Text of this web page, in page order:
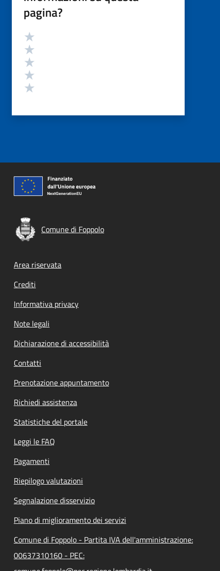
pagina?
Valutazione
Comune di Foppolo
Footer menu
Area riservata
Crediti
Informativa privacy
Note legali
Dichiarazione di accessibilità
Contatti
Prenotazione appuntamento
Richiedi assistenza
Statistiche del portale
Leggi le FAQ
Pagamenti
Riepilogo valutazioni
Segnalazione disservizio
Piano di miglioramento dei servizi
Comune di Foppolo - Partita IVA dell'amministrazione:
00637310160 - PEC: